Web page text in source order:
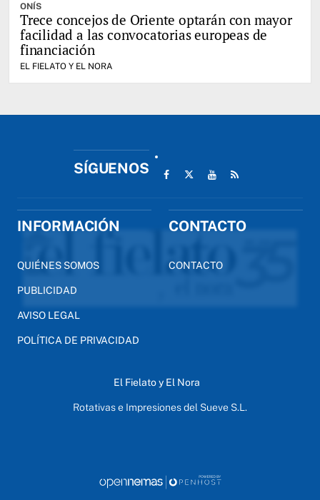
ONÍS
Trece concejos de Oriente optarán con mayor
facilidad a las convocatorias europeas de
financiación
EL FIELATO Y EL NORA
SÍGUENOS
INFORMACIÓN
QUIÉNES SOMOS
PUBLICIDAD
AVISO LEGAL
POLÍTICA DE PRIVACIDAD
CONTACTO
CONTACTO
El Fielato y El Nora
Rotativas e Impresiones del Sueve S.L.